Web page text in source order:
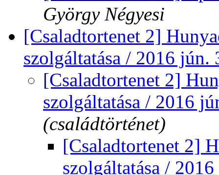
György Négyesi
[Csaladtortenet 2]
szolgáltatása / 2016
[Csaladtortenet 2]
szolgáltatása / 2016
(családtörténet)
[Csaladtortenet 2]
szolgáltatása /